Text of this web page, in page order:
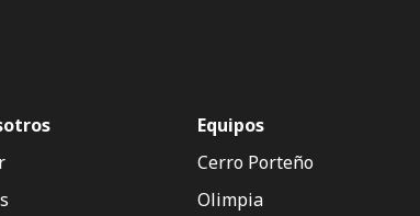
Equipos
Cerro Porteño
Olimpia